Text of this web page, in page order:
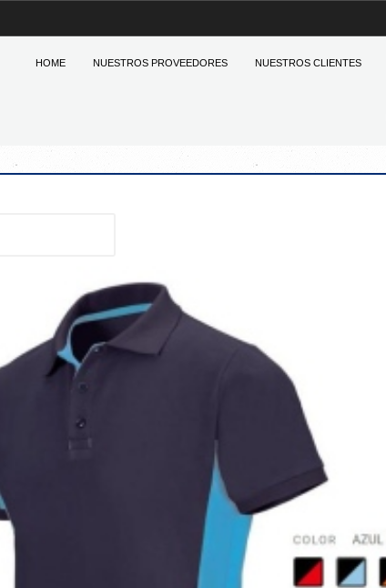
HOME NUESTROS PROVEEDORES NUESTROS CLIENTES